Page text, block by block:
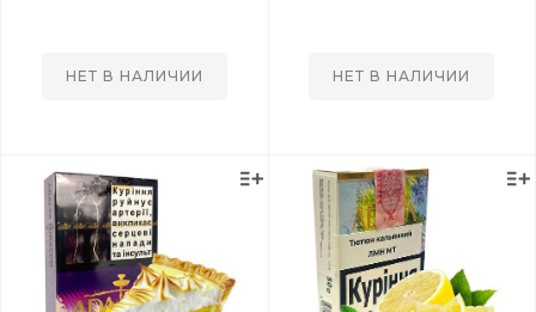
НЕТ В НАЛИЧИИ НЕТ В НАЛИЧИИ